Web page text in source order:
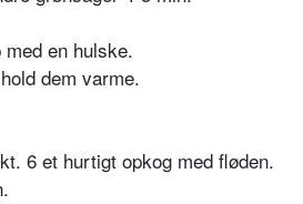
med en hulske.
dem varme.
6 et hurtigt opkog med fløden.